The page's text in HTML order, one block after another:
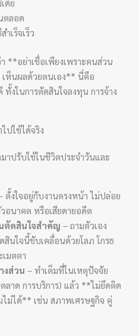
ดีย
ตลอด
เร็จเร็ว
**อย่าเชื่อเพียงเพราะคนส่วน
ห็นผลด้วยตนเอง** นี่คือ
งในการตัดสินใจลงทุน การจ้าง
ปใช้ได้จริง
าปรับใช้ในชีวิตประจำวันและ
ตั้งใจอยู่กับงานตรงหน้า ไม่ปล่อย
อนาคต หรือเสียดายอดีต
ตัดสินใจสำคัญ – ถามตัวเอง
สินใจนี้ขับเคลื่อนด้วยโลภ โกรธ
มตตา
งส่วน – ทำเต็มที่ในเหตุปัจจัย
ลาด การบริการ) แล้ว **ไม่ยึดติด
ม่ได้** เช่น สภาพเศรษฐกิจ คู่